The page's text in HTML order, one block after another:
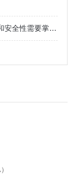
为了确保不锈钢卫生级隔膜阀有效性和安全性需要掌握哪些使用技巧？